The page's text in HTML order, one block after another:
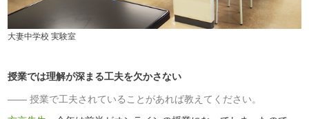
大妻中学校 実験室
授業では理解が深まる工夫を欠かさない
授業で工夫されていることがあれば教えてください。